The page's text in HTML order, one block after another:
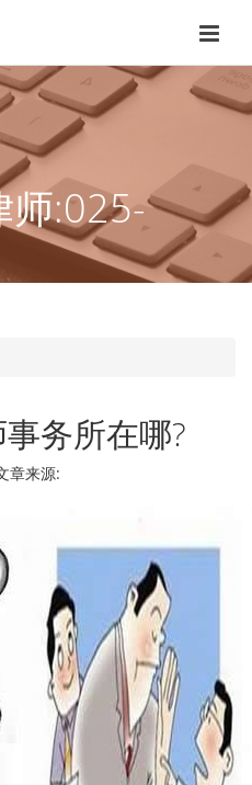
师:025-
务所在哪?
章来源: